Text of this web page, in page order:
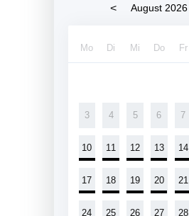
< August 2026
Mo Di Mi Do Fr
3 4 5 6 7
10 11 12 13 14
17 18 19 20 21
24 25 26 27 28